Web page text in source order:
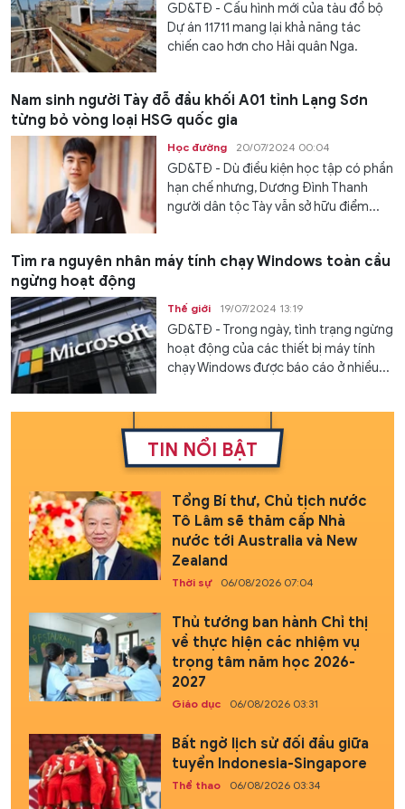
GD&TĐ - Cấu hình mới của tàu đổ bộ
Dự án 11711 mang lại khả năng tác
chiến cao hơn cho Hải quân Nga.
Nam sinh người Tày đỗ đầu khối A01 tỉnh Lạng Sơn
từng bỏ vòng loại HSG quốc gia
Học đường 20/07/2024 00:04
GD&TĐ - Dù điều kiện học tập có phần
hạn chế nhưng, Dương Đình Thanh
người dân tộc Tày vẫn sở hữu điểm...
Tìm ra nguyên nhân máy tính chạy Windows toàn cầu
ngừng hoạt động
Thế giới 19/07/2024 13:19
GD&TĐ - Trong ngày, tình trạng ngừng
hoạt động của các thiết bị máy tính
chạy Windows được báo cáo ở nhiều...
TIN NỔI BẬT
Tổng Bí thư, Chủ tịch nước
Tô Lâm sẽ thăm cấp Nhà
nước tới Australia và New
Zealand
Thời sự 06/08/2026 07:04
Thủ tướng ban hành Chỉ thị
về thực hiện các nhiệm vụ
trọng tâm năm học 2026-
2027
Giáo dục 06/08/2026 03:31
Bất ngờ lịch sử đối đầu giữa
tuyển Indonesia-Singapore
Thể thao 06/08/2026 03:34